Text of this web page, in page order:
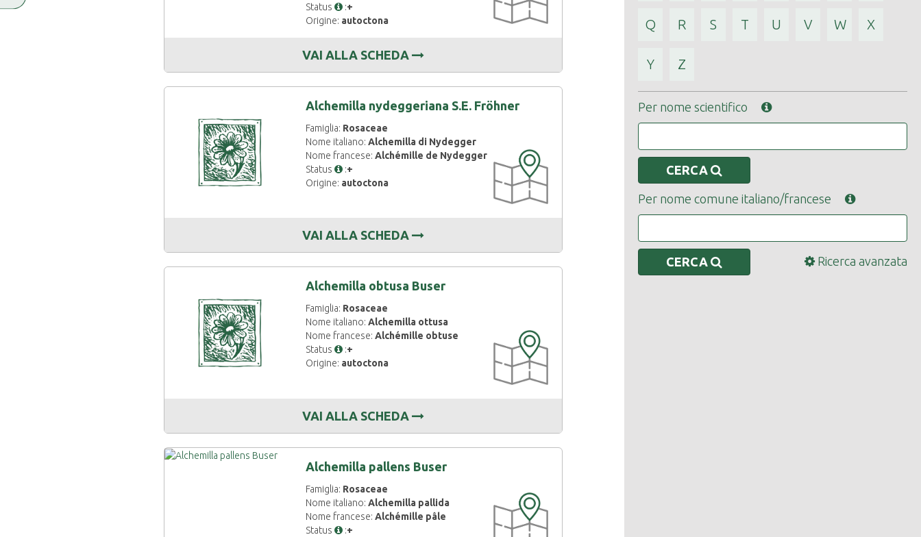
Status
:+
Origine: autoctona
VAI ALLA SCHEDA
Alchemilla nydeggeriana S.E. Fröhner
Famiglia: Rosaceae
Nome italiano:Alchemilla di Nydegger
Nome francese:Alchémille de Nydegger
Status
:+
Origine: autoctona
CARTOGRAFIA
DISPONIBILE
VAI ALLA SCHEDA
Alchemilla obtusa Buser
Famiglia: Rosaceae
Nome italiano:Alchemilla ottusa
Nome francese:Alchémille obtuse
Status
:+
Origine: autoctona
CARTOGRAFIA
DISPONIBILE
VAI ALLA SCHEDA
Alchemilla pallens Buser
Famiglia: Rosaceae
Nome italiano:Alchemilla pallida
Nome francese:Alchémille pâle
Status
:+
CARTOGRAFIA
DISPONIBILE
Q R S T U V W X
Y Z
Per nome scientifico
CERCA
Per nome comune italiano/francese
CERCA Ricerca avanzata